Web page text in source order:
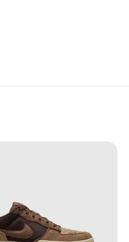
hảo cho những ai yêu thích